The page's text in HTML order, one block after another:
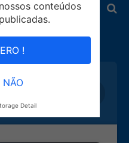
conteúdos
!
NÃO
Detail